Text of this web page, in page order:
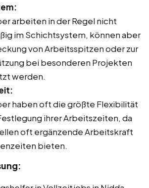
arbeiten in der Regel nicht
im Schichtsystem, können aber
von Arbeitsspitzen oder zur
bei besonderen Projekten
werden.
haben oft die größte Flexibilität
ihrer Arbeitszeiten, da
oft ergänzende Arbeitskraft
bieten.